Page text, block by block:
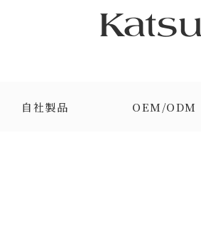
自社製品 OEM/ODM